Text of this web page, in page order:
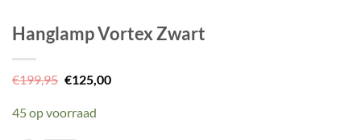
Hanglamp Vortex Zwart
€199,95 Oorspronkelijke
€199,95.
€125,00Huidige
45 op voorraad